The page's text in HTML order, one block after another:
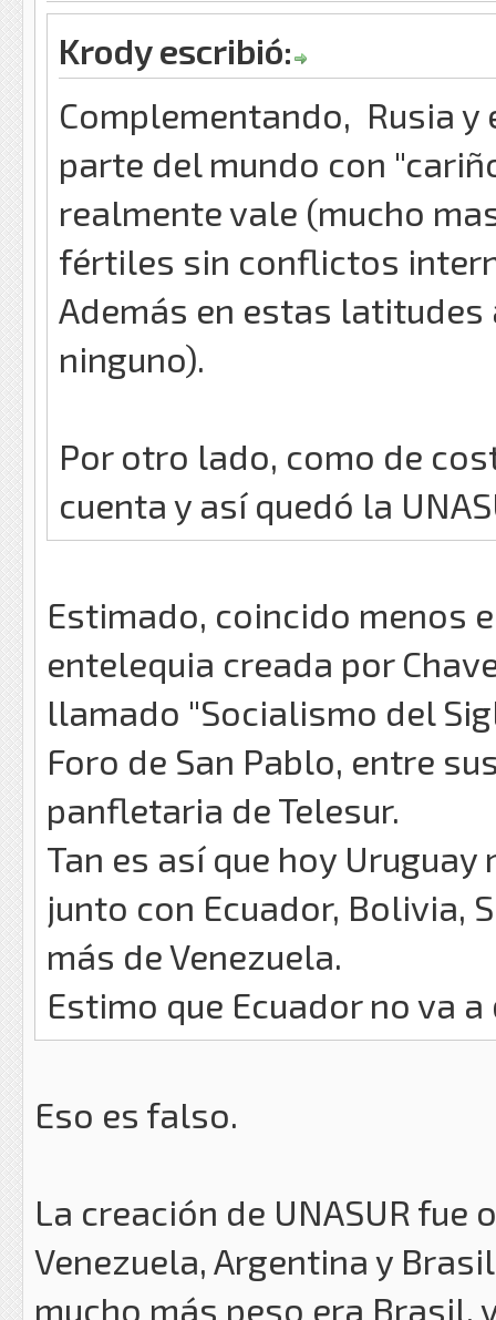
Krody escribió:
Complementando, Rusia
parte del mundo con
realmente vale (mucho
fértiles sin conflictos
Además en estas
ninguno).
Por otro lado, como de
cuenta y así quedó la
Estimado, coincido menos
entelequia creada por
llamado "Socialismo del
Foro de San Pablo, entre
panfletaria de Telesur.
Tan es así que hoy
junto con Ecuador, Bolivia,
más de Venezuela.
Estimo que Ecuador no va
Eso es falso.
La creación de UNASUR
Venezuela, Argentina y
mucho más peso era Brasil,